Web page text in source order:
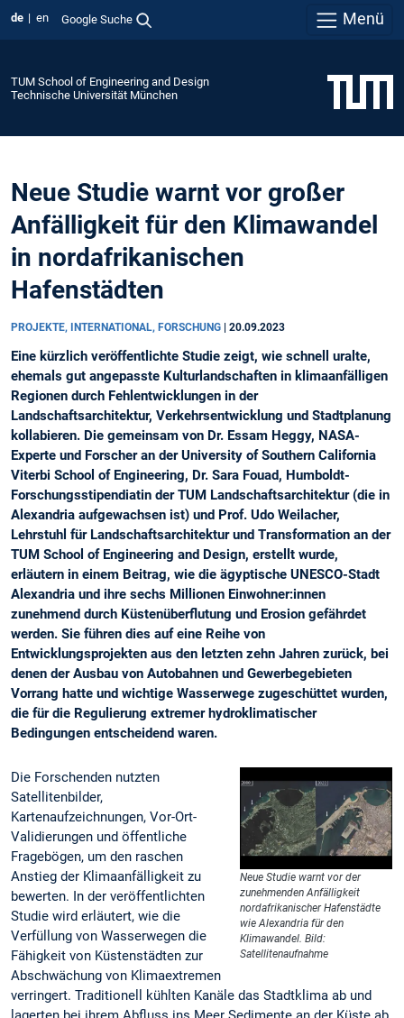
de en Google Suche Menü
TUM School of Engineering and Design
Technische Universität München
Neue Studie warnt vor großer
Anfälligkeit für den Klimawandel
in nordafrikanischen
Hafenstädten
PROJEKTE, INTERNATIONAL, FORSCHUNG 20.09.2023
Eine kürzlich veröffentlichte Studie zeigt, wie schnell uralte,
ehemals gut angepasste Kulturlandschaften in klimaanfälligen
Regionen durch Fehlentwicklungen in der
Landschaftsarchitektur, Verkehrsentwicklung und Stadtplanung
kollabieren. Die gemeinsam von Dr. Essam Heggy, NASA-
Experte und Forscher an der University of Southern California
Viterbi School of Engineering, Dr. Sara Fouad, Humboldt-
Forschungsstipendiatin der TUM Landschaftsarchitektur (die in
Alexandria aufgewachsen ist) und Prof. Udo Weilacher,
Lehrstuhl für Landschaftsarchitektur und Transformation an der
TUM School of Engineering and Design, erstellt wurde,
erläutern in einem Beitrag, wie die ägyptische UNESCO-Stadt
Alexandria und ihre sechs Millionen Einwohner:innen
zunehmend durch Küstenüberflutung und Erosion gefährdet
werden. Sie führen dies auf eine Reihe von
Entwicklungsprojekten aus den letzten zehn Jahren zurück, bei
denen der Ausbau von Autobahnen und Gewerbegebieten
Vorrang hatte und wichtige Wasserwege zugeschüttet wurden,
die für die Regulierung extremer hydroklimatischer
Bedingungen entscheidend waren.
Neue Studie warnt vor der
zunehmenden Anfälligkeit
nordafrikanischer Hafenstädte
wie Alexandria für den
Klimawandel. Bild:
Satellitenaufnahme
Die Forschenden nutzten
Satellitenbilder,
Kartenaufzeichnungen, Vor-Ort-
Validierungen und öffentliche
Fragebögen, um den raschen
Anstieg der Klimaanfälligkeit zu
bewerten. In der veröffentlichten
Studie wird erläutert, wie die
Verfüllung von Wasserwegen die
Fähigkeit von Küstenstädten zur
Abschwächung von Klimaextremen
verringert. Traditionell kühlten Kanäle das Stadtklima ab und